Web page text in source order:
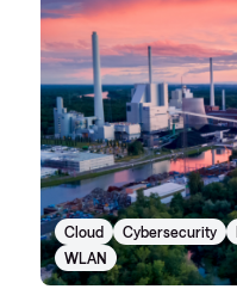
Cloud Cybersecurity
WLAN